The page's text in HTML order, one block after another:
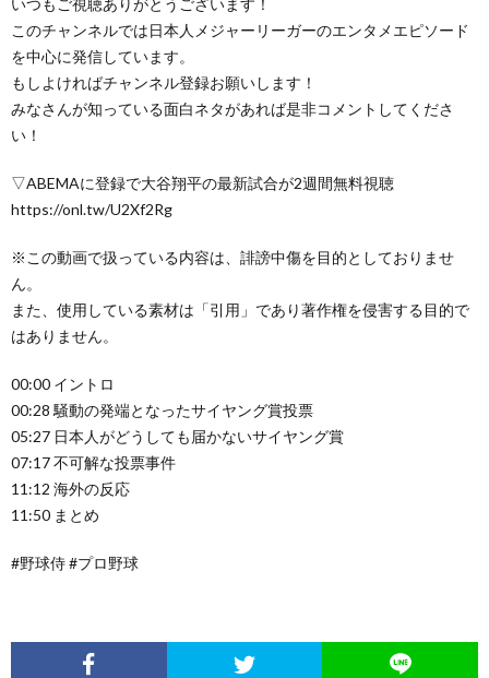
このチャンネルでは日本人メジャーリーガーのエンタメエピソード
を中心に発信しています。
もしよければチャンネル登録お願いします！
みなさんが知っている面白ネタがあれば是非コメントしてくださ
い！
▽ABEMAに登録で大谷翔平の最新試合が2週間無料視聴
https://onl.tw/U2Xf2Rg
※この動画で扱っている内容は、誹謗中傷を目的としておりませ
ん。
また、使用している素材は「引用」であり著作権を侵害する目的で
はありません。
00:00 イントロ
00:28 騒動の発端となったサイヤング賞投票
05:27 日本人がどうしても届かないサイヤング賞
07:17 不可解な投票事件
11:12 海外の反応
11:50 まとめ
#野球侍 #プロ野球